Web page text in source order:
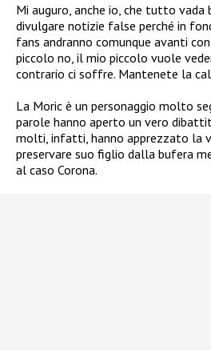
Mi auguro, anche io, che tutto vada
divulgare notizie false perché in
fans andranno comunque avanti
piccolo no, il mio piccolo vuole
contrario ci soffre. Mantenete la
La Moric è un personaggio molto
parole hanno aperto un vero
molti, infatti, hanno apprezzato la
preservare suo figlio dalla bufera
al caso Corona.